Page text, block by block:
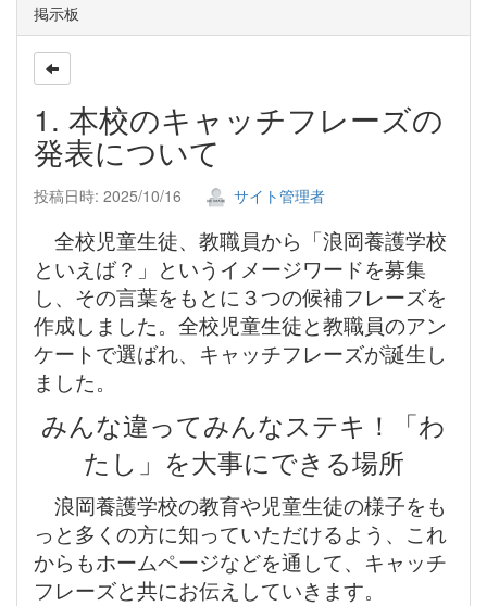
掲示板
1. 本校のキャッチフレーズの
発表について
投稿日時: 2025/10/16 サイト管理者
全校児童生徒、教職員から「浪岡養護学校
といえば？」というイメージワードを募集
し、その言葉をもとに３つの候補フレーズを
作成しました。全校児童生徒と教職員のアン
ケートで選ばれ、キャッチフレーズが誕生し
ました。
みんな違ってみんなステキ！「わ
たし」を大事にできる場所
浪岡養護学校の教育や児童生徒の様子をも
っと多くの方に知っていただけるよう、これ
からもホームページなどを通して、キャッチ
フレーズと共にお伝えしていきます。